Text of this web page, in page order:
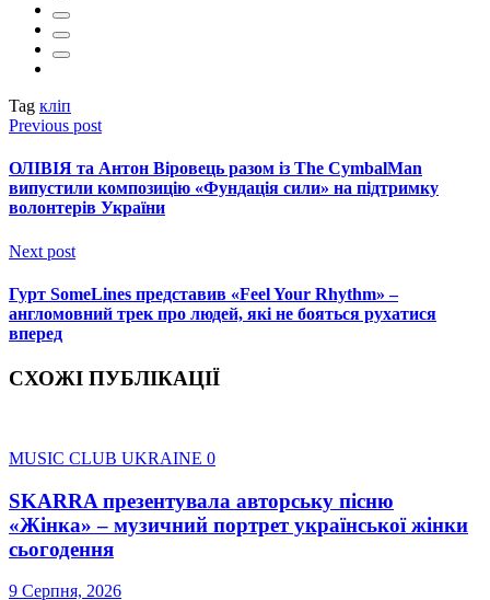
Tag кліп
Previous post
ОЛІВІЯ та Антон Віровець разом із The CymbalMan
випустили композицію «Фундація сили» на підтримку
волонтерів України
Next post
Гурт SomeLines представив «Feel Your Rhythm» –
англомовний трек про людей, які не бояться рухатися
вперед
СХОЖІ ПУБЛІКАЦІЇ
MUSIC CLUB UKRAINE 0
SKARRA презентувала авторську пісню
«Жінка» – музичний портрет української жінки
сьогодення
9 Серпня, 2026